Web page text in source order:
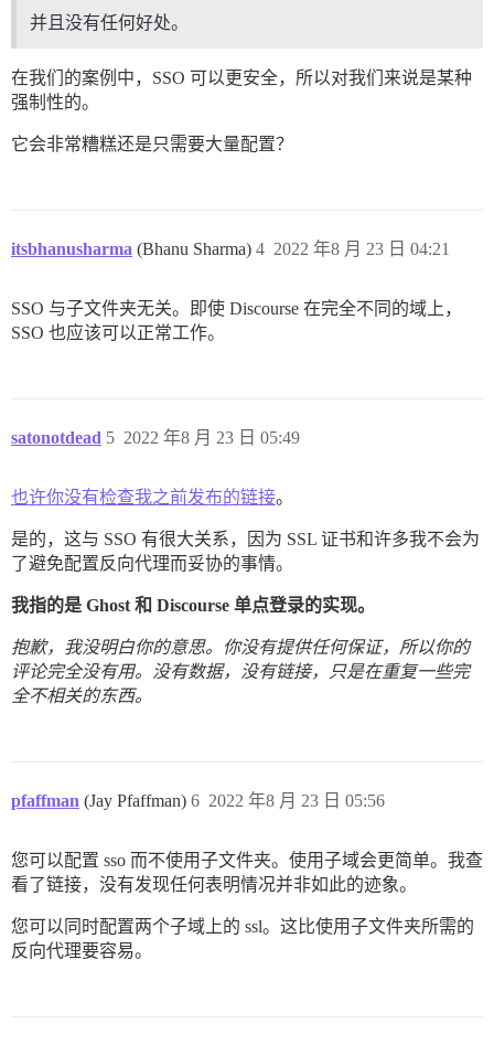
并且没有任何好处。
在我们的案例中，SSO 可以更安全，所以对我们来说是某种
强制性的。
它会非常糟糕还是只需要大量配置？
itsbhanusharma (Bhanu Sharma) 2022 年8 月 23 日 04:21
4
SSO 与子文件夹无关。即使 Discourse 在完全不同的域上，
SSO 也应该可以正常工作。
satonotdead 2022 年8 月 23 日 05:49
5
也许你没有检查我之前发布的链接。
是的，这与 SSO 有很大关系，因为 SSL 证书和许多我不会为
了避免配置反向代理而妥协的事情。
我指的是 Ghost 和 Discourse 单点登录的实现。
抱歉，我没明白你的意思。你没有提供任何保证，所以你的
评论完全没有用。没有数据，没有链接，只是在重复一些完
全不相关的东西。
pfaffman (Jay Pfaffman) 2022 年8 月 23 日 05:56
6
您可以配置 sso 而不使用子文件夹。使用子域会更简单。我查
看了链接，没有发现任何表明情况并非如此的迹象。
您可以同时配置两个子域上的 ssl。这比使用子文件夹所需的
反向代理要容易。